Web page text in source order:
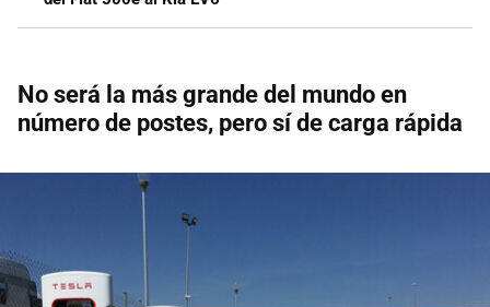
No será la más grande del mundo en
número de postes, pero sí de carga rápida